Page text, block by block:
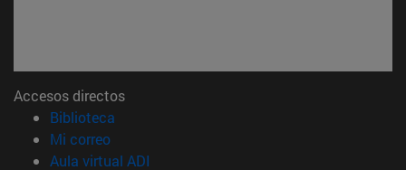
Accesos directos
Biblioteca
Mi correo(abre en nueva ventana)
Aula virtual ADI